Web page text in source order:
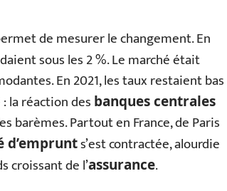
de mesurer le changement. En
sous les 2 %. Le marché était
En 2021, les taux restaient bas
la réaction des banques centrales
barèmes. Partout en France, de Paris
d’emprunts’est contractée, alourdie
croissant de l’assurance.